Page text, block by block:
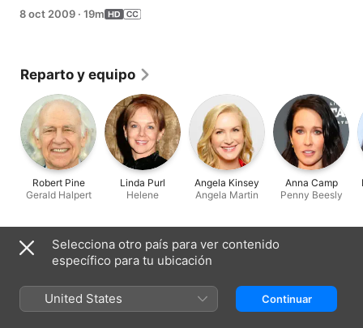
8 oct 2009 · 19m
Reparto y equipo
Robert Pine
Gerald Halpert
Linda Purl
Helene
Angela Kinsey
Angela Martin
Anna Camp
Penny Beesly
Ficha técnica
2009
Duración
Selecciona otro país para ver contenido
específico para tu ubicación
United States Continuar